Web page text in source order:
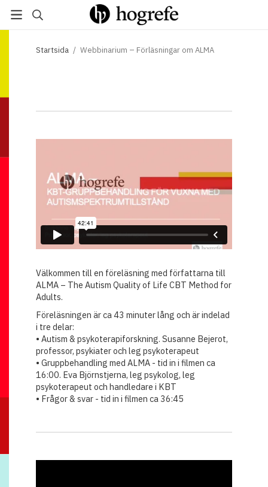
Startsida / Webbinarium – Förläsningar om ALMA
Välkommen till en föreläsning med författarna till
ALMA – The Autism Quality of Life CBT Method for
Adults.
Föreläsningen är ca 43 minuter lång och är indelad
i tre delar:
• Autism & psykoterapiforskning. Susanne Bejerot,
professor, psykiater och leg psykoterapeut
• Gruppbehandling med ALMA - tid in i filmen ca
16:00. Eva Björnstjerna, leg psykolog, leg
psykoterapeut och handledare i KBT
• Frågor & svar - tid in i filmen ca 36:45